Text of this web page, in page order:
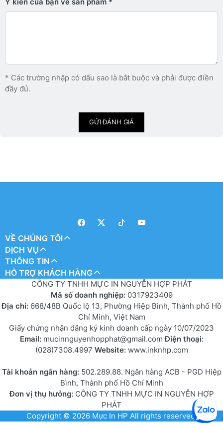
* Các trường nhập có dấu sao là bắt buộc và phải được điền
đầy đủ.
GỬI ĐÁNH GIÁ
VỀ CHÚNG TÔI
DỊCH VỤ
THÔNG TIN
HỖ TRỢ KHÁCH HÀNG
CÔNG TY TNHH MỰC IN NGUYỄN HỢP PHÁT
Mã số doanh nghiệp: 0317923409
Địa chỉ: 668/48B Quốc lộ 13, Phường Hiệp Bình, Thành phố Hồ
Chí Minh, Việt Nam
Giấy chứng nhận đăng ký kinh doanh cấp ngày 10/07/2023
Email: mucinnguyenhopphat@gmail.comĐiện thoại:
(028)7308.4997 Website: www.inknhp.com
Tài khoản ngân hàng: 502.289.88. Ngân hàng ACB - PGD Hiệp
Bình, Thành phố Hồ Chí Minh
Đơn vị thụ hưởng:CÔNG TY TNHH MỰC IN NGUYỄN HỢP
PHÁT
Copyright © 2026 Mực In HP All rights reserved.